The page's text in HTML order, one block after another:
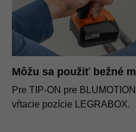
Môžu sa použiť bežné
Pre TIP-ON pre
vŕtacie pozície LEGRABOX.